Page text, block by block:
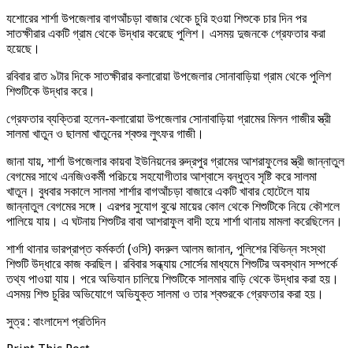
যশোরের শার্শা উপজেলার বাগআঁচড়া বাজার থেকে চুরি হওয়া শিশুকে চার দিন পর
সাতক্ষীরার একটি গ্রাম থেকে উদ্ধার করেছে পুলিশ। এসময় দুজনকে গ্রেফতার করা
হয়েছে।
রবিবার রাত ৯টার দিকে সাতক্ষীরার কলারোয়া উপজেলার সোনাবাড়িয়া গ্রাম থেকে পুলিশ
শিশুটিকে উদ্ধার করে।
গ্রেফতার ব্যক্তিরা হলেন-কলারোয়া উপজেলার সোনাবাড়িয়া গ্রামের মিলন গাজীর স্ত্রী
সালমা খাতুন ও ছালমা খাতুনের শ্বশুর লুৎফর গাজী।
জানা যায়, শার্শা উপজেলার কায়বা ইউনিয়নের রুদ্রপুর গ্রামের আশরাফুলের স্ত্রী জান্নাতুল
বেগমের সাথে এনজিওকর্মী পরিচয়ে সহযোগীতার আশ্বাসে বন্ধুত্ব সৃষ্টি করে সালমা
খাতুন। বুধবার সকালে সালমা শার্শার বাগআঁচড়া বাজারে একটি খাবার হোটেলে যায়
জান্নাতুল বেগমের সঙ্গে। এরপর সুযোগ বুঝে মায়ের কোল থেকে শিশুটিকে নিয়ে কৌশলে
পালিয়ে যায়। এ ঘটনায় শিশুটির বাবা আশরাফুল বাদী হয়ে শার্শা থানায় মামলা করেছিলেন।
শার্শা থানার ভারপ্রাপ্ত কর্মকর্তা (ওসি) বদরুল আলম জানান, পুলিশের বিভিন্ন সংস্থা
শিশুটি উদ্ধারে কাজ করছিল। রবিবার সন্ধ্যায় সোর্সের মাধ্যমে শিশুটির অবস্থান সম্পর্কে
তথ্য পাওয়া যায়। পরে অভিযান চালিয়ে শিশুটিকে সালমার বাড়ি থেকে উদ্ধার করা হয়।
এসময় শিশু চুরির অভিযোগে অভিযুক্ত সালমা ও তার শ্বশুরকে গ্রেফতার করা হয়।
সুত্র : বাংলাদেশ প্রতিদিন